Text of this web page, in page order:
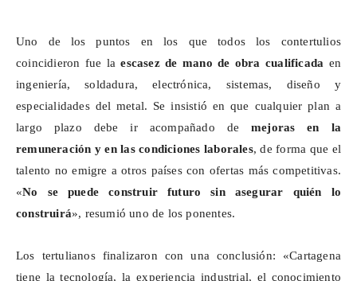
Uno de los puntos en los que todos los contertulios
coincidieron fue laescasez de mano de obra cualificada en
ingeniería, soldadura, electrónica, sistemas, diseño y
especialidades del metal. Se insistió en que cualquier plan a
largo plazo debe ir acompañado de mejoras en la
remuneración y en las condiciones laborales, de forma que el
talento no emigre a otros países con ofertas más competitivas.
«No se puede construir futuro sin asegurar quién lo
construirá», resumió uno de los ponentes.
Los tertulianos finalizaron con una conclusión: «Cartagena
tiene la tecnología, la experiencia industrial, el conocimiento